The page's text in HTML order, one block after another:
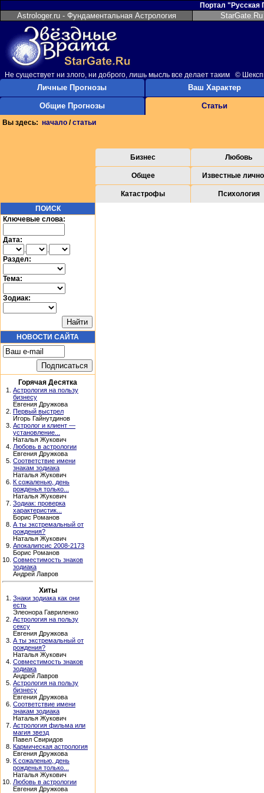
Портал "Русская
Astrologer.ru - Фундаментальная Астрология
Не существует ни злого, ни доброго, лишь мысль все делает таким ©
Личные Прогнозы
Общие Прогнозы
Ваш Характер
Статьи
Вы здесь: начало /статьи
Бизнес Любовь
Общее Известные
Катастрофы
Психология
ПОИСК
Ключевые слова:
Дата:
.
.
Раздел:
Тема:
Зодиак:
НОВОСТИ САЙТА
Горячая Десятка
1. Астрология на пользу
бизнесу
Евгения Дружкова
2. Первый выстрел
Игорь Гайнутдинов
3. Астролог и клиент —
установление...
Наталья Жукович
4. Любовь в астрологии
Евгения Дружкова
5. Соответствие имени
знакам зодиака
Наталья Жукович
6. К сожаленью, день
рожденья только...
Наталья Жукович
7. Зодиак: проверка
характеристик...
Борис Романов
8. А ты экстремальный от
рождения?
Наталья Жукович
9. Апокалипсис 2008-2173
Борис Романов
10. Совместимость знаков
зодиака
Андрей Лавров
Хиты
1. Знаки зодиака как они
есть
Элеонора Гавриленко
2. Астрология на пользу
сексу
Евгения Дружкова
3. А ты экстремальный от
рождения?
Наталья Жукович
4. Совместимость знаков
зодиака
Андрей Лавров
5. Астрология на пользу
бизнесу
Евгения Дружкова
6. Соответствие имени
знакам зодиака
Наталья Жукович
7. Астрология фильма или
магия звезд
Павел Свиридов
8. Кармическая астрология
Евгения Дружкова
9. К сожаленью, день
рожденья только...
Наталья Жукович
10. Любовь в астрологии
Евгения Дружкова